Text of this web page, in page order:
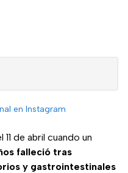
en Instagram
de abril cuando un
falleció tras
y gastrointestinales